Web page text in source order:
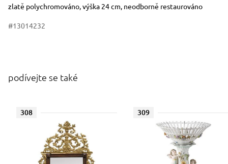
zlatě polychromováno, výška 24 cm, neodborně restaurováno
#13014232
podívejte se také
308 309